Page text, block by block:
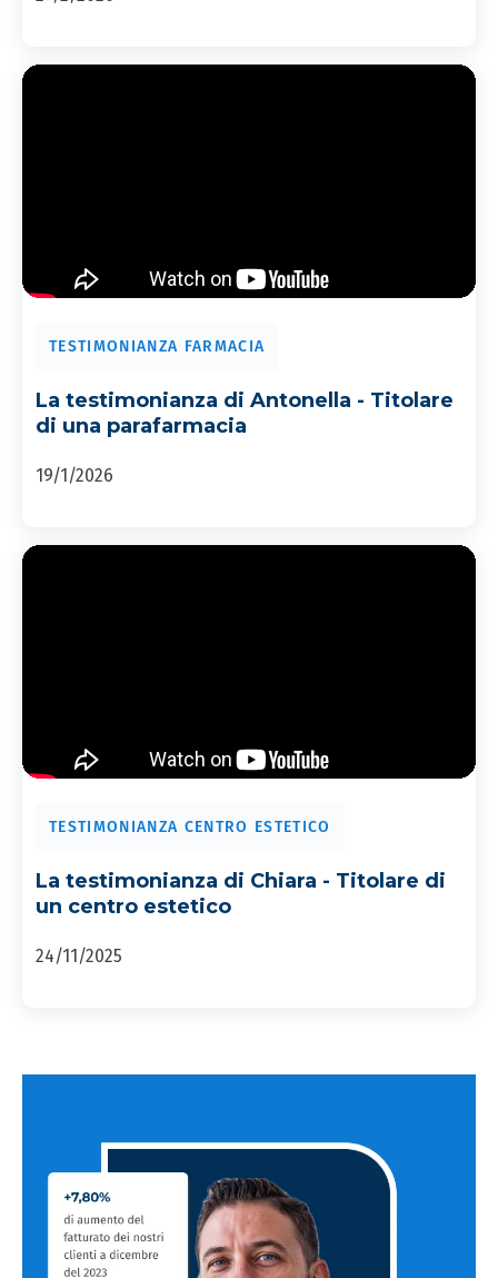
TESTIMONIANZA FARMACIA
La testimonianza di Antonella - Titolare
di una parafarmacia
19/1/2026
TESTIMONIANZA CENTRO ESTETICO
La testimonianza di Chiara - Titolare di
un centro estetico
24/11/2025